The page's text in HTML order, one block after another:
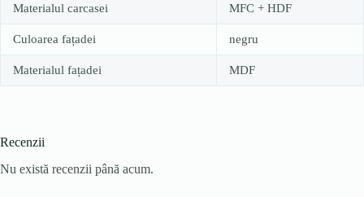
Materialul carcasei MFC + HDF
Culoarea fațadei negru
Materialul fațadei MDF
Recenzii
Nu există recenzii până acum.